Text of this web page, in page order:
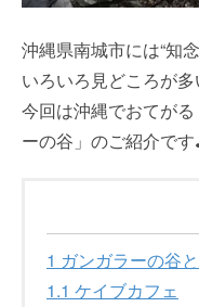
沖縄県南城市には“知
いろいろ見どころが
今回は沖縄でおてが
ーの谷」のご紹介で
1 ガンガラーの谷
1.1 ケイブカフェ